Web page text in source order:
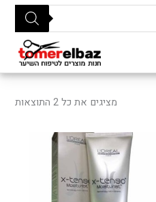
מציגים את כל ⁦2⁩ התוצאות לפי